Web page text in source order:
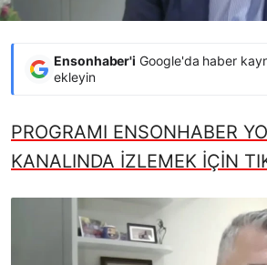
Ensonhaber'i Google'da haber
ekleyin
PROGRAMI ENSONHABER
KANALINDA İZLEMEK İÇİN